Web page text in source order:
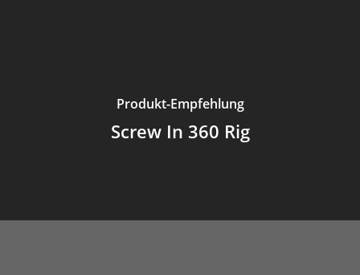
Produkt-Empfehlung
Screw In 360 Rig